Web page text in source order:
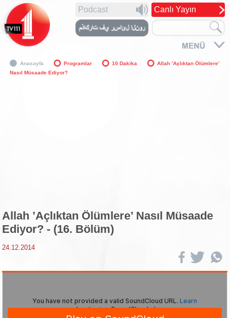
Canlı Yayın
Podcast
Anasayfa Programlar 10 Dakika
Allah ’Açlıktan Ölümlere’
Nasıl Müsaade Ediyor?
Allah ’Açlıktan Ölümlere’ Nasıl Müsaade
Ediyor? - (16. Bölüm)
24.12.2014